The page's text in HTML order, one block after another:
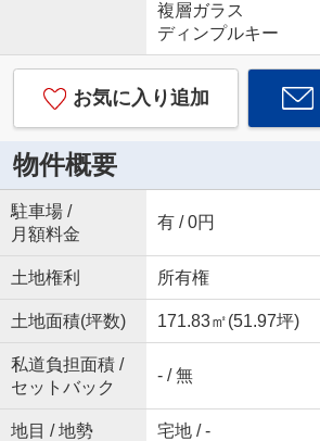
複層ガラス
ディンプルキー
お気に入り追加
物件概要
駐車場 /
月額料金
有 / 0円
土地権利 所有権
土地面積(坪数) 171.83㎡(51.97坪)
私道負担面積 /
セットバック
- / 無
地目 / 地勢 宅地 / -